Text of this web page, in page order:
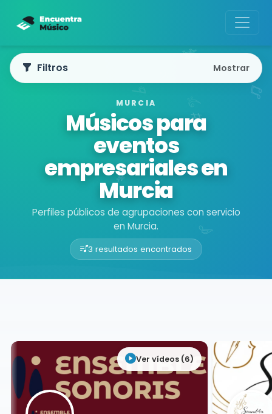
MURCIA
Músicos para
eventos
empresariales en
Murcia
Perfiles públicos de agrupaciones con servicio
en Murcia.
3 resultados encontrados
Buscador de músicos
Filtros Mostrar
Ver vídeos (6)